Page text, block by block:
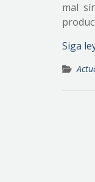
mal
Siga